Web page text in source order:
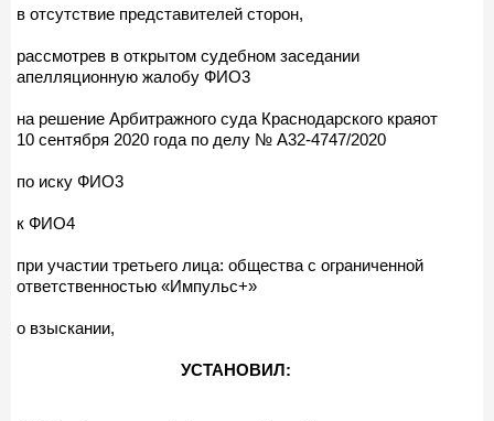
в отсутствие представителей сторон,
рассмотрев в открытом судебном заседании
апелляционную жалобу ФИО3
на решение Арбитражного суда Краснодарского краяот
10 сентября 2020 года по делу № А32-4747/2020
по иску ФИО3
к ФИО4
при участии третьего лица: общества с ограниченной
ответственностью «Импульс+»
о взыскании,
УСТАНОВИЛ: